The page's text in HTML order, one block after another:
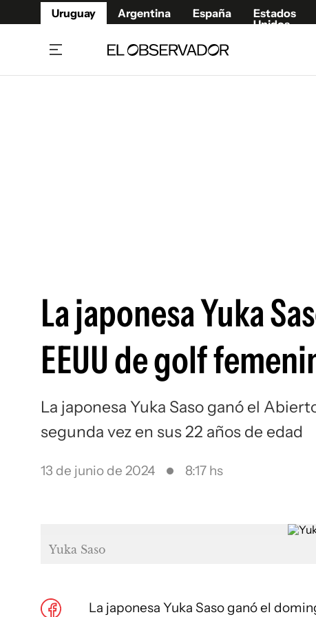
Uruguay Argentina España
Estados
Unidos
La japonesa Yuka
EEUU de golf
La japonesa Yuka Saso ganó el
segunda vez en sus 22 años de edad
13 de junio de 2024 8:17 hs
Yuka Saso
La japonesa Yuka Sasoganó el